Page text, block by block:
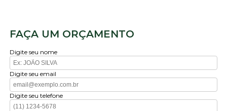
FAÇA UM ORÇAMENTO
Digite seu nome
Digite seu email
Digite seu telefone